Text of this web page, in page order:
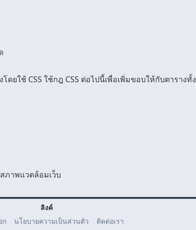
ใช้ CSS ใช้กฎ CSS ต่อไปนี้เพื่อเพิ่มขอบให้กับตารางทั้
ภาพแวดล้อมเว็บ
ลิงค์
ก นโยบายความเป็นส่วนตัว ติดต่อเรา